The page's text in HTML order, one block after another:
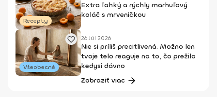
Recepty
Extra ľahký a rýchly marhuľový
koláč s mrveničkou
Všeobecné
26 Júl 2026
Nie si príliš precitlivená. Možno len
tvoje telo reaguje na to, čo prežilo
kedysi dávno
Zobraziť viac